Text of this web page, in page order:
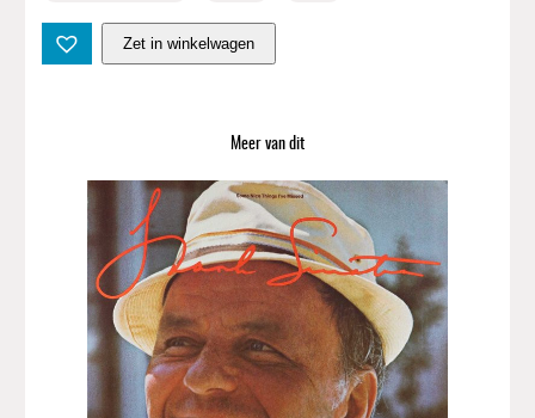
a
i
d
e
S
a
n
t
i
n
Zet in winkelwagen
Meer van dit